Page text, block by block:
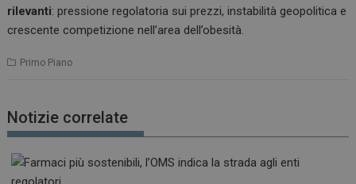
rilevanti: pressione regolatoria sui prezzi, instabilità geopolitica e
crescente competizione nell’area dell’obesità.
Primo Piano
Notizie correlate